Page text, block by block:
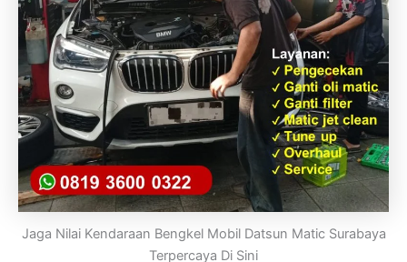
Jaga Nilai Kendaraan Bengkel Mobil Datsun Matic Surabaya
Terpercaya Di Sini